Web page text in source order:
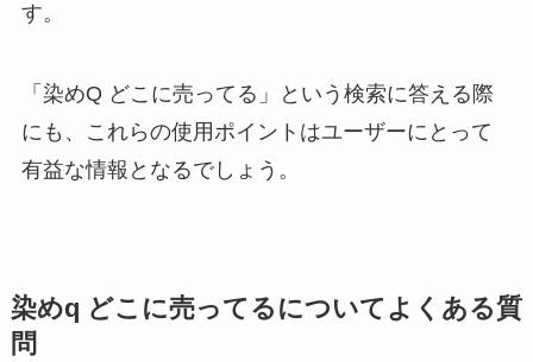
す。
「染めQ どこに売ってる」という検索に答える際
にも、これらの使用ポイントはユーザーにとって
有益な情報となるでしょう。
染めq どこに売ってるについてよくある質
問